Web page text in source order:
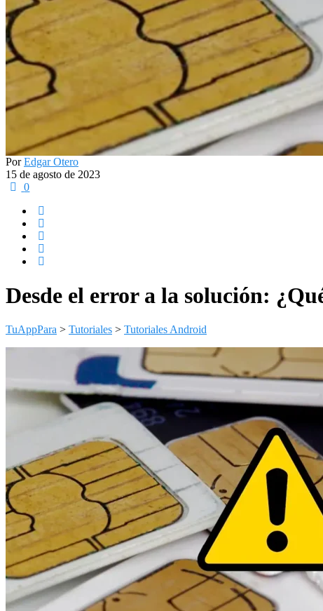
PorEdgar Otero
15 de agosto de 2023
0
Desde el error a la solución:
TuAppPara > Tutoriales > Tutoriales Android